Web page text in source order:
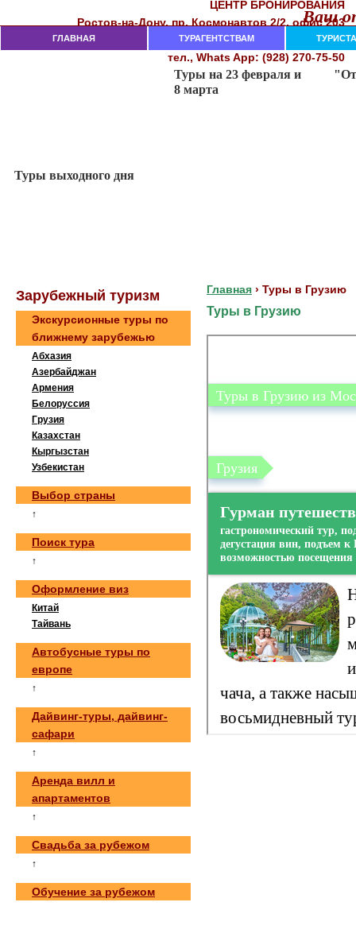
Ваш
ЦЕНТР БРОНИРОВАНИЯ
Рocтoв-нa-Дoнy, пр. Кocмoнaвтoв 2/2, oфиc 203
282-18-00, 282-18-02, 237-74-11
тел., Whats App: (928) 270-75-50
ГЛАВНАЯ ТУРАГЕНТСТВАМ
Главная › Туры в Грузию
Туры в Грузию
Зaрубeжный туризм
Экскурсионные туры по
ближнему зарубежью
Абхазия
Азербайджан
Армения
Белоруссия
Грузия
Казахстан
Кыргызстан
Узбекистан
Выбор страны
↑
Поиск тура
↑
Оформление виз
Китай
Тайвань
Автобусные туры по
европе
↑
Дайвинг-туры, дайвинг-
сафари
↑
Аренда вилл и
апартаментов
↑
Свадьба за рубежом
↑
Обучение за рубежом